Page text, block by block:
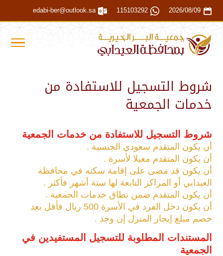
2026/08/09
115103292
edabi-ber@outlook.sa
شروط التسجيل للاستفادة من
خدمات الجمعية
شروط التسجيل للاستفادة من خدمات الجمعية
أن يكون المتقدم سعودي الجنسية .
أن يكون المتقدم معيلا لأسرة .
أن يكون قد مضى على إقامة سكنه في محافظة
العيدابي أو المراكز التابعة لها ستة أشهر فأكثر .
أن يكون المتقدم ضمن نطاق خدمات الجمعية .
أن يكون دخل الفرد في الأسرة 500 ريال فأقل بعد
خصم مبلغ إيجار المنزل إن وجد .
المستندات المطلوبة للتسجيل المستفيدين في
الجمعية